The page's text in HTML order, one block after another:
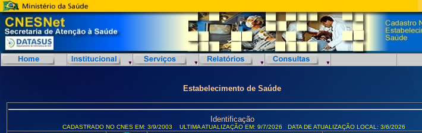
Estabelecimento de Saúde
Identificação
CADASTRADO NO CNES EM: 3/9/2003 ULTIMA ATUALIZAÇÃO EM: 9/7/2026 DATA DE ATUALIZAÇÃO LOCAL: 3/6/2026